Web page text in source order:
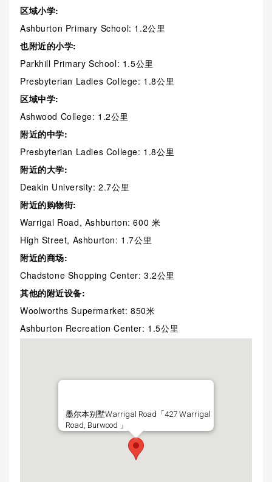
区域小学:
Ashburton Primary School: 1.2公里
也附近的小学:
Parkhill Primary School: 1.5公里
Presbyterian Ladies College: 1.8公里
区域中学:
Ashwood College: 1.2公里
附近的中学:
Presbyterian Ladies College: 1.8公里
附近的大学:
Deakin University: 2.7公里
附近的购物街:
Warrigal Road, Ashburton: 600 米
High Street, Ashburton: 1.7公里
附近的商场:
Chadstone Shopping Center: 3.2公里
其他的附近设备:
Woolworths Supermarket: 850米
Ashburton Recreation Center: 1.5公里
墨尔本别墅Warrigal Road「427 Warrigal
Road, Burwood 」